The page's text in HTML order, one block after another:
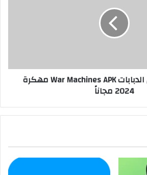
تحميل لعبة جيش الدبابات War Machines APK مهكرة
2024 مجاناً